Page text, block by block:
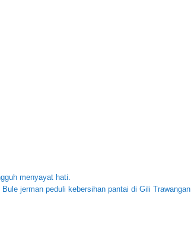
menyayat hati.
Next
Bule jerman peduli kebersihan pantai di Gili Trawangan